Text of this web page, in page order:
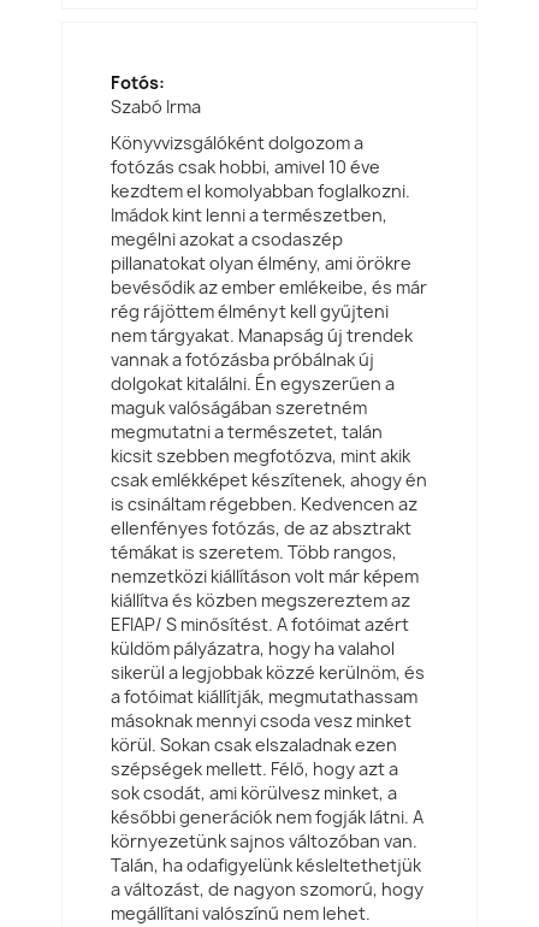
Fotós:
Szabó Irma
Könyvvizsgálóként dolgozom a
fotózás csak hobbi, amivel 10 éve
kezdtem el komolyabban foglalkozni.
Imádok kint lenni a természetben,
megélni azokat a csodaszép
pillanatokat olyan élmény, ami örökre
bevésődik az ember emlékeibe, és már
rég rájöttem élményt kell gyűjteni
nem tárgyakat. Manapság új trendek
vannak a fotózásba próbálnak új
dolgokat kitalálni. Én egyszerűen a
maguk valóságában szeretném
megmutatni a természetet, talán
kicsit szebben megfotózva, mint akik
csak emlékképet készítenek, ahogy én
is csináltam régebben. Kedvencen az
ellenfényes fotózás, de az absztrakt
témákat is szeretem. Több rangos,
nemzetközi kiállításon volt már képem
kiállítva és közben megszereztem az
EFIAP/ S minősítést. A fotóimat azért
küldöm pályázatra, hogy ha valahol
sikerül a legjobbak közzé kerülnöm, és
a fotóimat kiállítják, megmutathassam
másoknak mennyi csoda vesz minket
körül. Sokan csak elszaladnak ezen
szépségek mellett. Félő, hogy azt a
sok csodát, ami körülvesz minket, a
későbbi generációk nem fogják látni. A
környezetünk sajnos változóban van.
Talán, ha odafigyelünk késleltethetjük
a változást, de nagyon szomorú, hogy
megállítani valószínű nem lehet.